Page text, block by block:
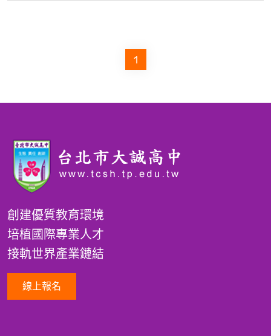
1
創建優質教育環境
培植國際專業人才
接軌世界產業鏈結
線上報名